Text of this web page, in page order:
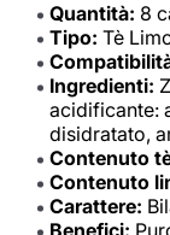
Quantità: 8
Tipo: Tè
Ingredienti:
acidificante:
disidratato,
Contenuto
Contenuto
Carattere:
Benefici: